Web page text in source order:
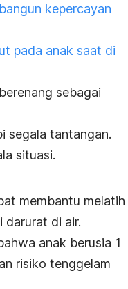
kepercayan
pada anak saat di
sebagai
segala tantangan.
situasi.
membantu melatih
darurat di air.
anak berusia 1
risiko tenggelam